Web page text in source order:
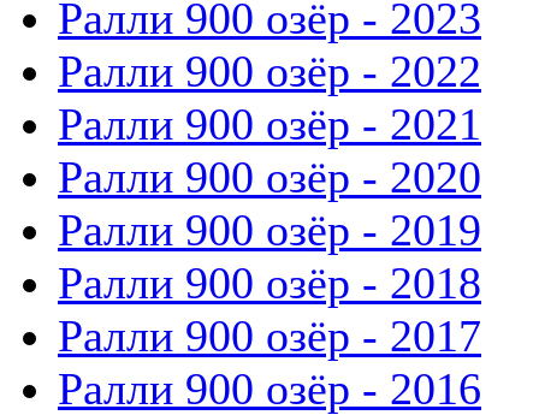
Ралли 900 озёр - 2023
Ралли 900 озёр - 2022
Ралли 900 озёр - 2021
Ралли 900 озёр - 2020
Ралли 900 озёр - 2019
Ралли 900 озёр - 2018
Ралли 900 озёр - 2017
Ралли 900 озёр - 2016